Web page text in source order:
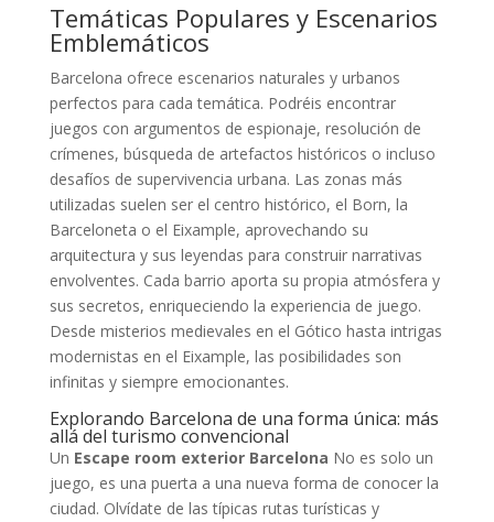
Temáticas Populares y Escenarios
Emblemáticos
Barcelona ofrece escenarios naturales y urbanos
perfectos para cada temática. Podréis encontrar
juegos con argumentos de espionaje, resolución de
crímenes, búsqueda de artefactos históricos o incluso
desafíos de supervivencia urbana. Las zonas más
utilizadas suelen ser el centro histórico, el Born, la
Barceloneta o el Eixample, aprovechando su
arquitectura y sus leyendas para construir narrativas
envolventes. Cada barrio aporta su propia atmósfera y
sus secretos, enriqueciendo la experiencia de juego.
Desde misterios medievales en el Gótico hasta intrigas
modernistas en el Eixample, las posibilidades son
infinitas y siempre emocionantes.
Explorando Barcelona de una forma única: más
allá del turismo convencional
Un Escape room exterior Barcelona No es solo un
juego, es una puerta a una nueva forma de conocer la
ciudad. Olvídate de las típicas rutas turísticas y